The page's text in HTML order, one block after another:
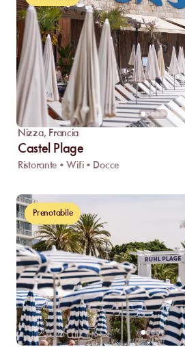
Nizza, Francia
Castel Plage
Ristorante • Wifi • Docce
Prenotabile